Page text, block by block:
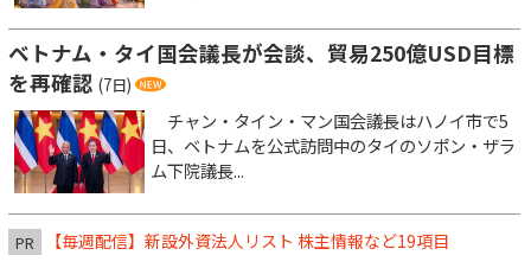
ベトナム・タイ国会議長が会談、貿易250億USD目標
を再確認 (7日)
チャン・タイン・マン国会議長はハノイ市で5
日、ベトナムを公式訪問中のタイのソポン・ザラ
ム下院議長...
PR 【毎週配信】新設外資法人リスト 株主情報など19項目